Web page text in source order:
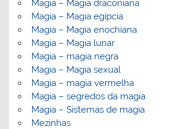
Magia – Magia draconiana
Magia – Magia egípcia
Magia – Magia enochiana
Magia – Magia lunar
Magia – magia negra
Magia – Magia sexual
Magia – magia vermelha
Magia – segredos da magia
Magia – Sistemas de magia
Mezinhas